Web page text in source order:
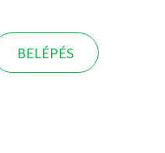
BELÉPÉS